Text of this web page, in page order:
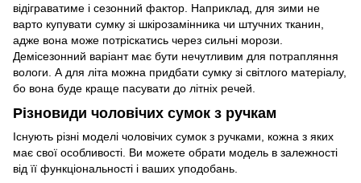
відіграватиме і сезонний фактор. Наприклад, для зими не
варто купувати сумку зі шкірозамінника чи штучних тканин,
адже вона може потріскатись через сильні морози.
Демісезонний варіант має бути нечутливим для потрапляння
вологи. А для літа можна придбати сумку зі світлого матеріалу,
бо вона буде краще пасувати до літніх речей.
Різновиди чоловічих сумок з ручкам
Існують різні моделі чоловічих сумок з ручками, кожна з яких
має свої особливості. Ви можете обрати модель в залежності
від її функціональності і ваших уподобань.